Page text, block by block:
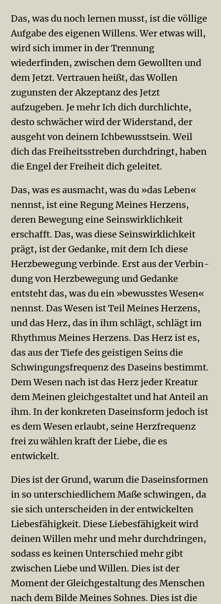
Das, was du noch lernen musst, ist die völlige
Aufgabe des eigenen Willens. Wer etwas will,
wird sich immer in der Trennung
wiederfinden, zwischen dem Gewollten und
dem Jetzt. Vertrauen heißt, das Wol­len
zugunsten der Akzeptanz des Jetzt
aufzugeben. Je mehr Ich dich durchlichte,
desto schwächer wird der Widerstand, der
ausgeht von deinem Ichbewusstsein. Weil
dich das Freiheitsstreben durchdringt, haben
die Engel der Freiheit dich geleitet.
Das, was es ausmacht, was du »das Leben«
nennst, ist eine Regung Meines Herzens,
deren Bewegung eine Seinswirklichkeit
erschafft. Das, was diese Seinswirklichkeit
prägt, ist der Gedanke, mit dem Ich die­se
Herzbewegung verbinde. Erst aus der Verbin­
dung von Herzbewegung und Gedanke
entsteht das, was du ein »bewusstes Wesen«
nennst. Das Wesen ist Teil Meines Herzens,
und das Herz, das in ihm schlägt, schlägt im
Rhythmus Meines Herzens. Das Herz ist es,
das aus der Tiefe des geistigen Seins die
Schwin­gungs­frequenz des Daseins bestimmt.
Dem Wesen nach ist das Herz jeder Kreatur
dem Meinen gleichgestaltet und hat Anteil an
ihm. In der konkreten Da­seinsform jedoch ist
es dem Wesen erlaubt, seine Herzfrequenz
frei zu wählen kraft der Liebe, die es
entwickelt.
Dies ist der Grund, warum die Daseinsformen
in so unterschiedlichem Maße schwingen, da
sie sich unterscheiden in der entwickelten
Liebesfähigkeit. Diese Liebesfähigkeit wird
deinen Willen mehr und mehr durchdringen,
sodass es keinen Unterschied mehr gibt
zwischen Liebe und Willen. Dies ist der
Moment der Gleichgestaltung des Menschen
nach dem Bilde Meines Sohnes. Dies ist die